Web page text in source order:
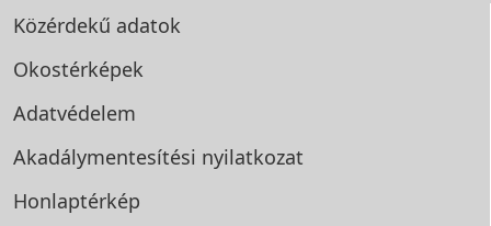
Közérdekű adatok
Okostérképek
Adatvédelem
Akadálymentesítési nyilatkozat
Honlaptérkép